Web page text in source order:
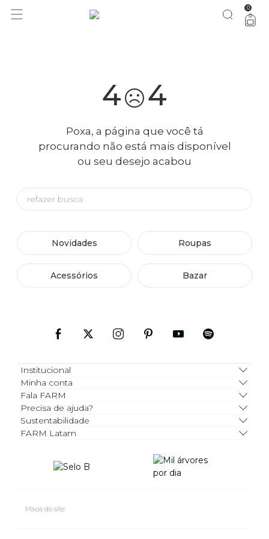
você merece 30% OFF pra comemorar com a gente aproveita! 0
4 4
Poxa, a página que você tá
procurando não está mais disponível
ou seu desejo acabou
Novidades Roupas
Acessórios Bazar
Institucional
Minha conta
Fala FARM
Precisa de ajuda?
Sustentabilidade
FARM Latam
Mapa do site